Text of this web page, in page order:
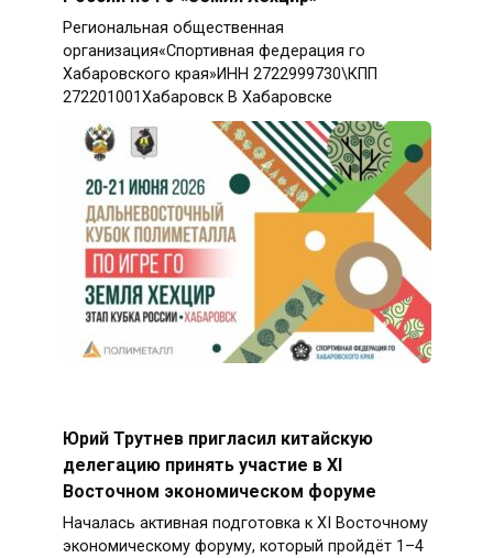
Региональная общественная
организация«Спортивная федерация го
Хабаровского края»ИНН 2722999730\КПП
272201001Хабаровск В Хабаровске
Юрий Трутнев пригласил китайскую
делегацию принять участие в XI
Восточном экономическом форуме
Началась активная подготовка к XI Восточному
экономическому форуму, который пройдёт 1–4